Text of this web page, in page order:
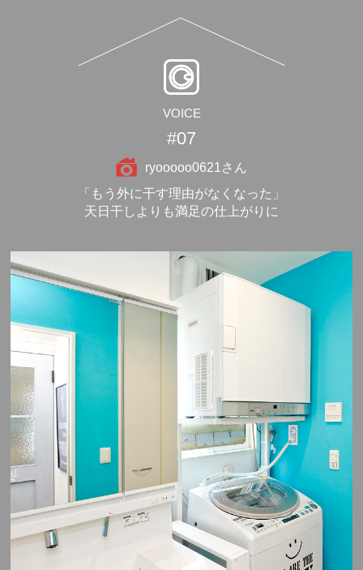
VOICE
#07
ryooooo0621さん
「もう外に干す理由がなくなった」
天日干しよりも満足の仕上がりに